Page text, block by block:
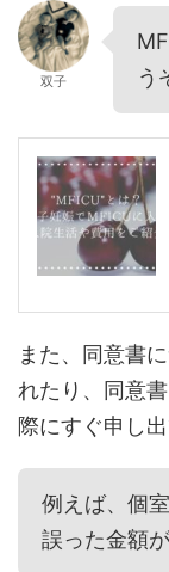
双子
う
また、同意書
れたり、同意
際にすぐ申し
例えば、個
誤った金額